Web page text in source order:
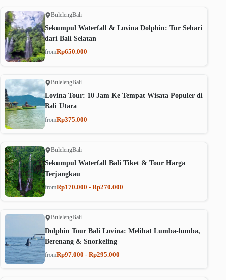
BulelengBali
Sekumpul Waterfall & Lovina Dolphin: Tur Sehari
dari Bali Selatan
fromRp650.000
BulelengBali
Lovina Tour: 10 Jam Ke Tempat Wisata Populer di
Bali Utara
fromRp375.000
BulelengBali
Sekumpul Waterfall Bali Tiket & Tour Harga
Terjangkau
fromRp170.000 - Rp270.000
BulelengBali
Dolphin Tour Bali Lovina: Melihat Lumba-lumba,
Berenang & Snorkeling
fromRp97.000 - Rp295.000